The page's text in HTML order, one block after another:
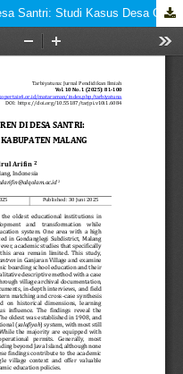
Pemetaan Tipologi Pesantren di Desa Santri: Studi Kasus Desa Ganjaran Kabupaten Malang